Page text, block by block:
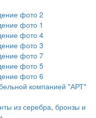
фото 2
фото 1
фото 4
фото 3
фото 7
фото 5
фото 6
компанией "АРТ"
из серебра, бронзы и